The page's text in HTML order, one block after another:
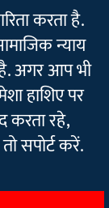
करता है.
न्याय
अगर आप भी
हाशिए पर
रहे,
सपोर्ट करें.